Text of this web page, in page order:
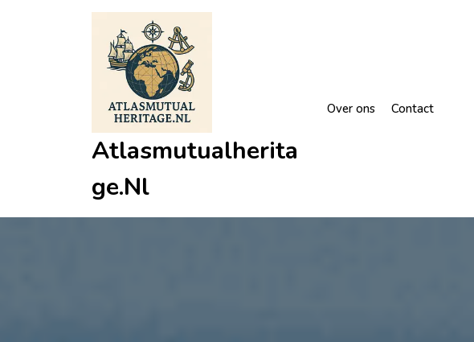
Atlasmutualherita
Ge.nl
Over ons Contact